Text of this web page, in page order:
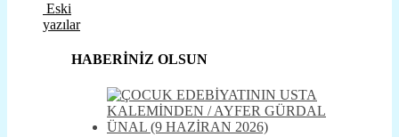
Eski
yazılar
HABERİNİZ OLSUN